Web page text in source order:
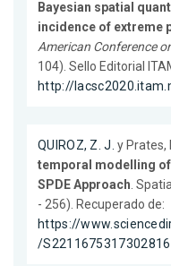
Bayesian spatial
incidence of extreme
American Conference
104). Sello Editorial
http://
QUIROZ, Z. J. y Prates,
temporal modelling
SPDE Approach.
- 256). Recuperado de:
https://
/S2211675317302816